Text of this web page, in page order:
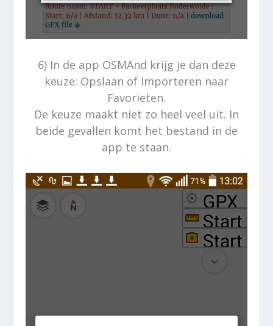
6) In de app OSMAnd krijg je dan deze
keuze: Opslaan of Importeren naar
Favorieten.
De keuze maakt niet zo heel veel uit. In
beide gevallen komt het bestand in de
app te staan.